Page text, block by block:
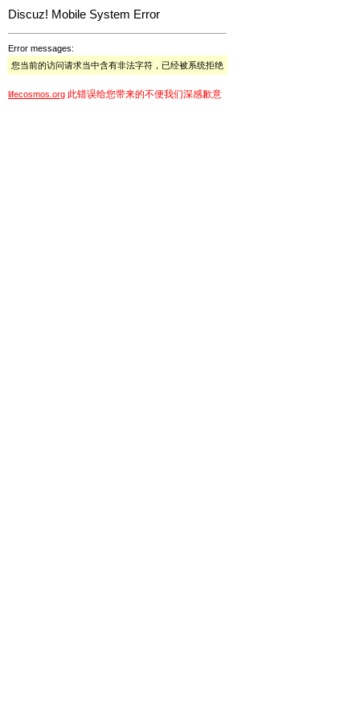
Discuz! Mobile System Error
Error messages:
您当前的访问请求当中含有非法字符，已经被系统拒绝
lifecosmos.org 此错误给您带来的不便我们深感歉意